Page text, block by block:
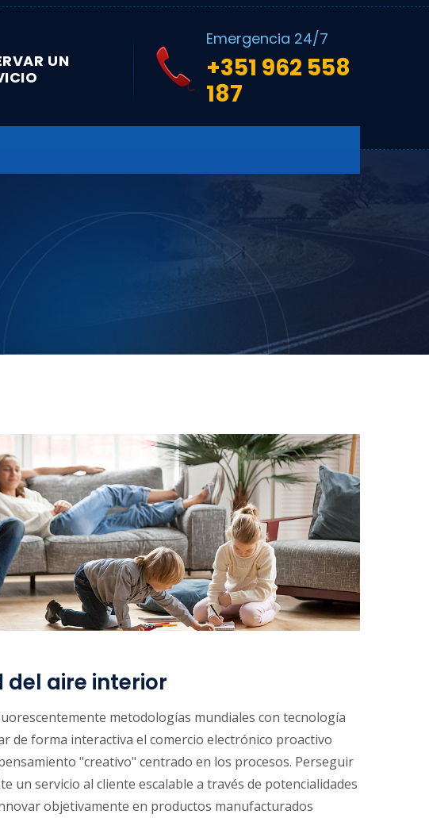
UN
Emergencia 24/7
+351 962 558
187
del aire interior
metodologías mundiales con tecnología
de forma interactiva el comercio electrónico proactivo
"creativo" centrado en los procesos. Perseguir
un servicio al cliente escalable a través de potencialidades
objetivamente en productos manufacturados